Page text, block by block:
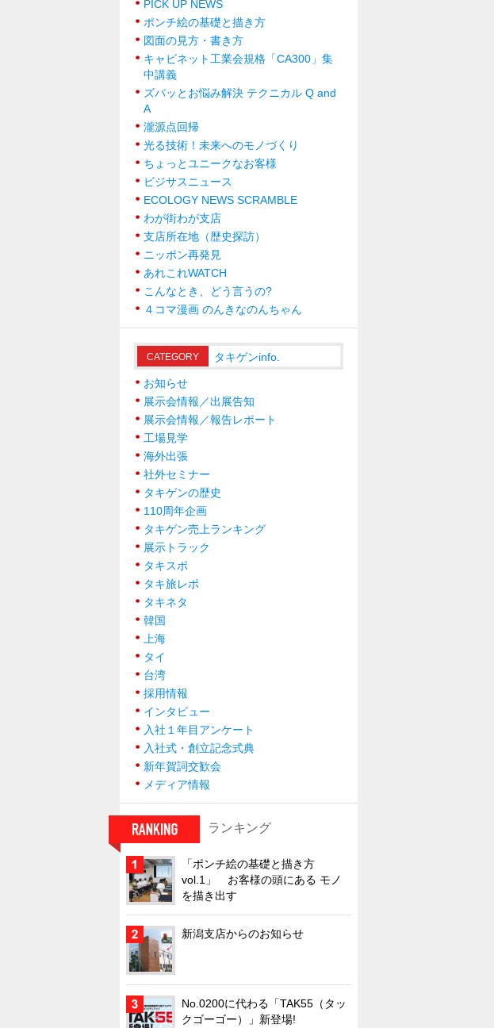
PICK UP NEWS
ポンチ絵の基礎と描き方
図面の見方・書き方
キャビネット工業会規格「CA300」集
中講義
ズバッとお悩み解決 テクニカル Q and
A
瀧源点回帰
光る技術！未来へのモノづくり
ちょっとユニークなお客様
ビジサスニュース
ECOLOGY NEWS SCRAMBLE
わが街わが支店
支店所在地（歴史探訪）
ニッポン再発見
あれこれWATCH
こんなとき、どう言うの?
４コマ漫画 のんきなのんちゃん
CATEGORY タキゲンinfo.
お知らせ
展示会情報／出展告知
展示会情報／報告レポート
工場見学
海外出張
社外セミナー
タキゲンの歴史
110周年企画
タキゲン売上ランキング
展示トラック
タキスポ
タキ旅レポ
タキネタ
韓国
上海
タイ
台湾
採用情報
インタビュー
入社１年目アンケート
入社式・創立記念式典
新年賀詞交歓会
メディア情報
ランキング
「ポンチ絵の基礎と描き方
vol.1」 お客様の頭にある モノ
を描き出す
新潟支店からのお知らせ
No.0200に代わる「TAK55（タッ
クゴーゴー）」新登場!